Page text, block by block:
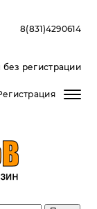
8(831)4290614
регистрации